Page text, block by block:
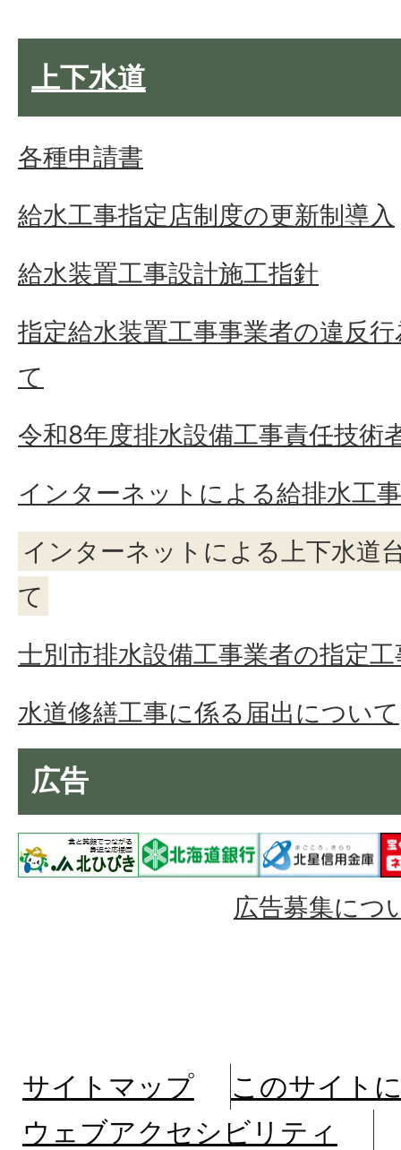
上下水道
各種申請書
給水工事指定店制度の更新制導入
給水装置工事設計施工指針
指定給水装置工事事業者の違反
て
令和8年度排水設備工事責任技術
インターネットによる給排水工
インターネットによる上下水道
て
士別市排水設備工事業者の指定
水道修繕工事に係る届出について
広告
広告募集につ
サイトマップ
このサイト
ウェブアクセシビリティ